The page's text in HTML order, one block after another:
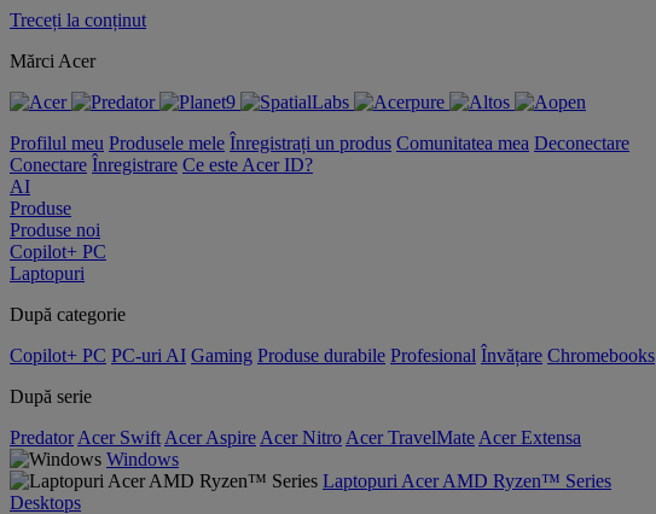
Treceți la conținut
Mărci Acer
Profilul meu Produsele mele Înregistrați un produs Comunitatea mea Deconectare
Conectare Înregistrare Ce este Acer ID?
AI
Produse
Produse noi
Copilot+ PC
Laptopuri
După categorie
Copilot+ PC PC-uri AI Gaming Produse durabile Profesional Învățare Chromebooks
După serie
Predator Acer Swift Acer Aspire Acer Nitro Acer TravelMate Acer Extensa
Windows
Laptopuri Acer AMD Ryzen™ Series
Desktops